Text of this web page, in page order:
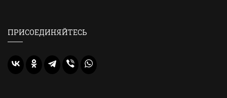
ПРИСОЕДИНЯЙТЕСЬ